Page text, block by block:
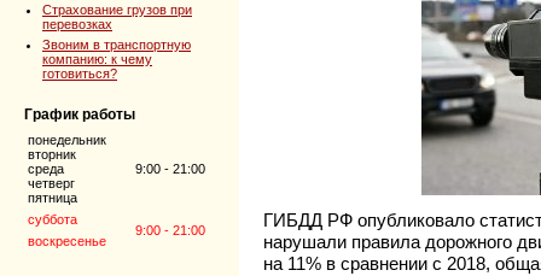
Страхование грузов при
перевозках
Звоним в транспортную
компанию: к чему
готовиться?
График работы
понедельник
вторник
среда
четверг
пятница
9:00 - 21:00
суббота
9:00 - 21:00
воскресенье
ГИБДД РФ опубликовало
нарушали правила дорожного
на 11% в сравнении с 2018,